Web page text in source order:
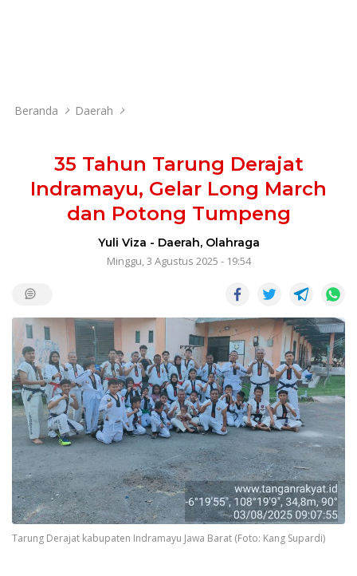
Beranda Daerah
35 Tahun Tarung Derajat
Indramayu, Gelar Long March
dan Potong Tumpeng
Yuli Viza - Daerah, Olahraga
Minggu, 3 Agustus 2025 - 19:54
Tarung Derajat kabupaten Indramayu Jawa Barat (Foto: Kang Supardi)